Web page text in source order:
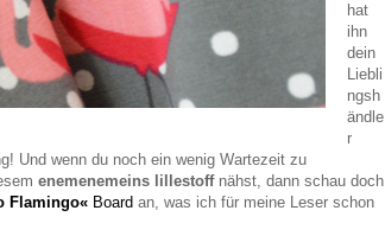
hat
ihn
dein
Liebli
ngsh
ändle
r
Und wenn du noch ein wenig Wartezeit zu
enemenemeins lillestoffnähst, dann schau doch
Flamingo« Board an, was ich für meine Leser schon